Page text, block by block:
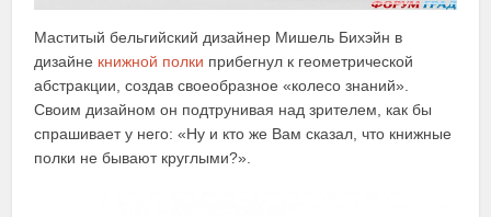
Маститый бельгийский дизайнер Мишель Бихэйн в
дизайне книжной полки прибегнул к геометрической
абстракции, создав своеобразное «колесо знаний».
Своим дизайном он подтрунивая над зрителем, как бы
спрашивает у него: «Ну и кто же Вам сказал, что книжные
полки не бывают круглыми?».